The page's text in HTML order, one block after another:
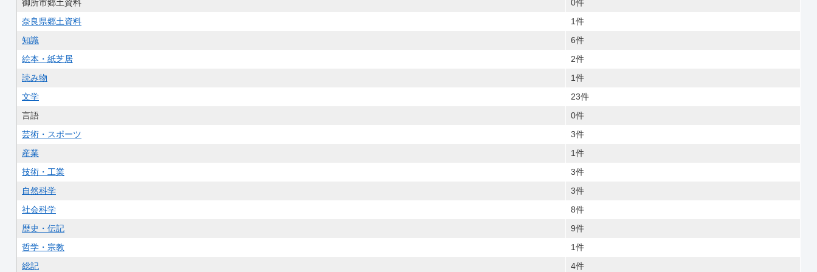
御所市郷土資料
0件
奈良県郷土資料
1件
知識
6件
絵本・紙芝居
2件
読み物
1件
文学
23件
言語
0件
芸術・スポーツ
3件
産業
1件
技術・工業
3件
自然科学
3件
社会科学
8件
歴史・伝記
9件
哲学・宗教
1件
総記
4件